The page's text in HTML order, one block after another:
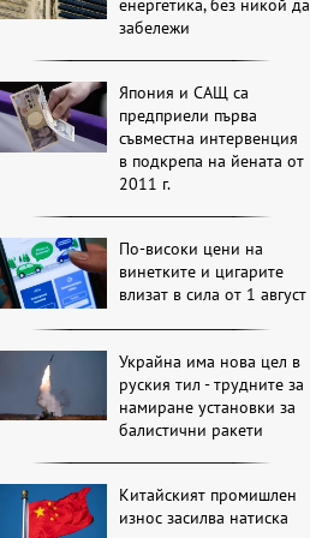
енергетика, без никой да
забележи
Япония и САЩ са
предприели първа
съвместна интервенция
в подкрепа на йената от
2011 г.
По-високи цени на
винетките и цигарите
влизат в сила от 1 август
Украйна има нова цел в
руския тил - трудните за
намиране установки за
балистични ракети
Китайският промишлен
износ засилва натиска